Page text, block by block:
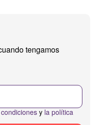
tengamos
y la política